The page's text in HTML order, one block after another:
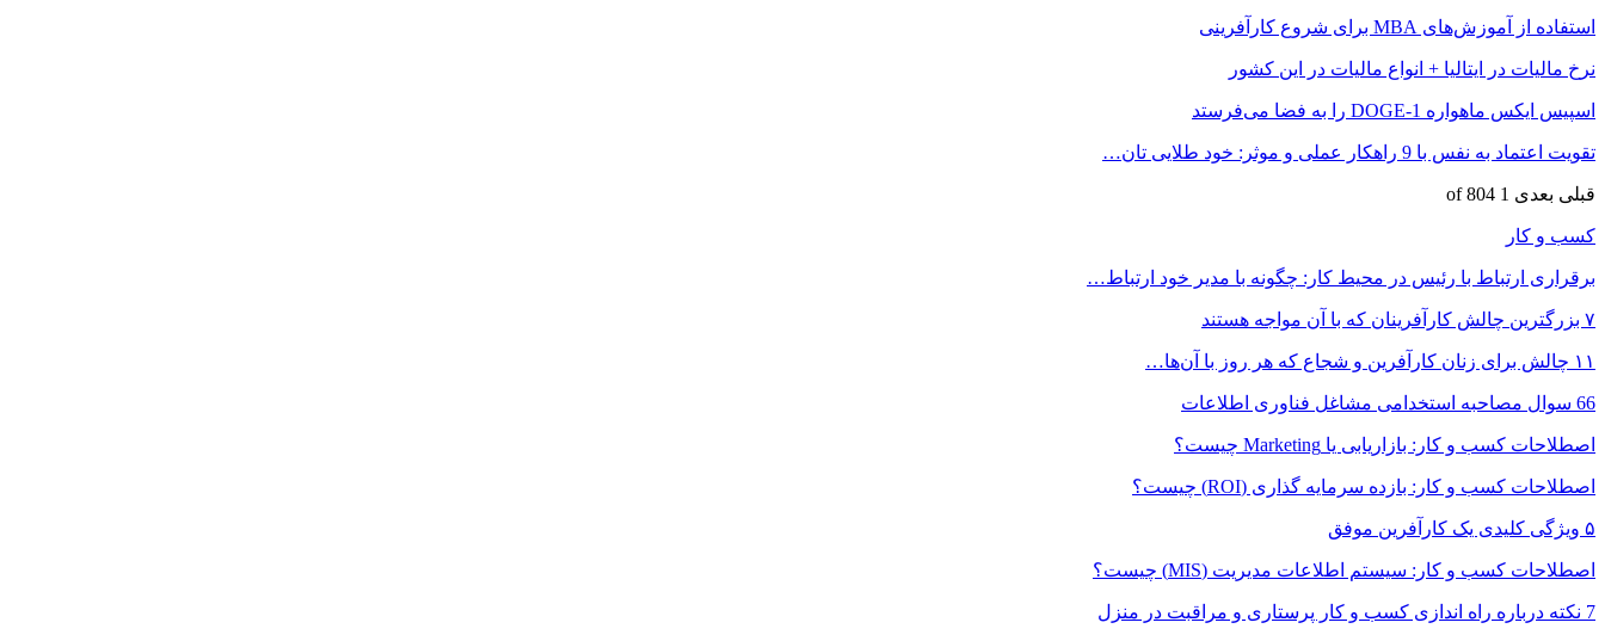
استفاده از آموزش‌های MBA برای شروع کارآفرینی
نرخ مالیات در ایتالیا + انواع مالیات در این کشور
اسپیس ایکس ماهواره DOGE-1 را به فضا می‌فرستد
تقویت اعتماد به نفس با 9 راهکار عملی و موثر: خود طلایی تان…
قبلی بعدی 1 of 804
کسب و کار
برقراری ارتباط با رئیس در محیط کار: چگونه با مدیر خود ارتباط…
۷ بزرگترین چالش کارآفرینان که با آن مواجه هستند
۱۱ چالش برای زنان کارآفرین و شجاع که هر روز با آن‌ها…
66 سوال مصاحبه استخدامی مشاغل فناوری اطلاعات
اصطلاحات کسب و کار: بازاریابی یا Marketing چیست؟
اصطلاحات کسب و کار: بازده سرمایه گذاری (ROI) چیست؟
۵ ویژگی کلیدی یک کارآفرین موفق
اصطلاحات کسب و کار: سیستم اطلاعات مدیریت (MIS) چیست؟
7 نکته درباره راه اندازی کسب و کار پرستاری و مراقبت در منزل